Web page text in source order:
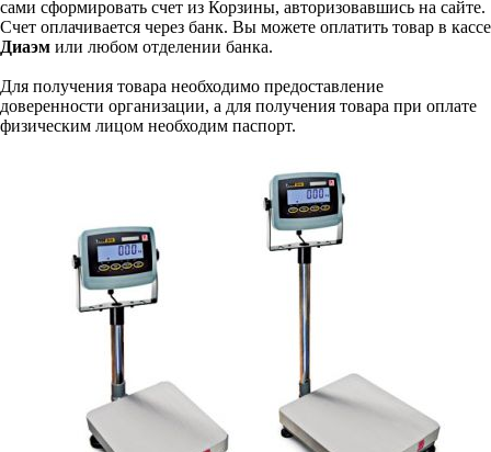
сами сформировать счет из Корзины, авторизовавшись на сайте.
Счет оплачивается через банк. Вы можете оплатить товар в кассе
Диаэм или любом отделении банка.
Для получения товара необходимо предоставление
доверенности организации, а для получения товара при оплате
физическим лицом необходим паспорт.